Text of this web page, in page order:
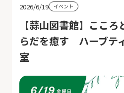
2026/6/19 イベント
【蒜山図書館】こころ
らだを癒す ハーブテ
室